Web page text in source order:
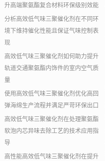
升高端聚氨酯复合材料环保级别效能
分析高效低气味三聚催化剂在不同环
境下维持催化性能且保证气味控制表
现
高效低气味三聚催化剂如何助力提升
轨道交通聚氨酯内饰件的室内空气质
量
使用高效低气味三聚催化剂优化高回
弹海绵生产流程并满足严苛环保出口
高效低气味三聚催化剂在处理聚氨酯
软泡内芯异味去除工艺的技术应用指
导
高性能高效低气味三聚催化剂在提升